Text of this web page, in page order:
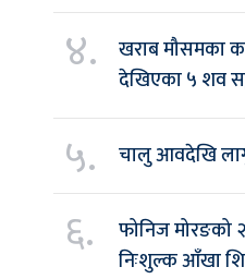
४.
खराब मौसमका
देखिएका ५ शव
५. चालु आवदेखि
६.
फोनिज मोरङको
निःशुल्क आँखा